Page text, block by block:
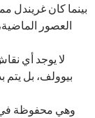
بينما كان غريندل
العصور
لا يوجد أي
بيوولف، بل
وهي محفوظة في